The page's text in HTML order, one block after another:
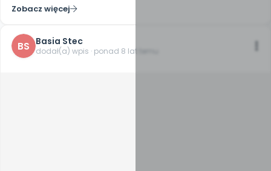
Zobacz więcej
BS Basia Stec
dodał(a) wpis · ponad 8 lat temu